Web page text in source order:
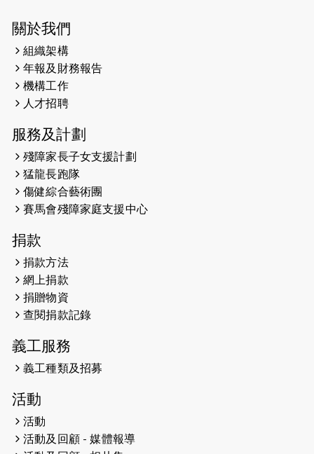
2026-05-22
2026-05-21
2026-05-14
（19:00開始）
2026-05-07
開始）
2026-04-30
2026-04-25
2026-04-24
2026-04-23
2026-04-19
2026-04-16
猛龍長跑隊恆常練習 - 4月16日
關於我們
組織架構
年報及財務報告
機構工作
人才招聘
服務及計劃
殘障家長子女支援計劃
猛龍長跑隊
傷健綜合藝術團
賽馬會殘障家庭支援中心
捐款
捐款方法
網上捐款
捐贈物資
查閱捐款記錄
義工服務
義工種類及招募
活動
活動
活動及回顧 - 媒體報導